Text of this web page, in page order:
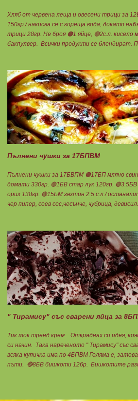
Хляб от червена леща и овесени трици за
150гр./ накисва се с гореща вода, докато
трици 28гр. Не броя 🟠1 яйце, 🟢2с.л. кисело
бакпулвер. Всички продукти се блендират.
Пълнени чушки за 17БПВМ
Пълнени чушки за 17БВПМ 🟠17БП мляно
домати 330гр. 🟢1БВ стар лук 120гр.
ориз 138гр. 🟢15БМ зехтин 2.5 с.л./
чер пипер, соев сос,чесънче, чубрица,
чаша вода. Готви се на слаб огън докато
останалите подправки и се пълня
добавят се доматите, вода до средата на
готовност. В купичка се разбиват по 3 с.л
които се добавят след като се извади
Претегля се общото количество , разделя
1БПВМ. Предварително трябва да сте
тавата, в която се готвят чушките. Нека
" Тирамису" със сварени яйца за
Тик ток тренд крем... Откраднах си идея,
си начин. Така нареченото " Тирамису" със
всяка купичка има по 4БПВМ Голяма е,
пъти. 🔴8БВ бишкоти 12бр. Бишкотите